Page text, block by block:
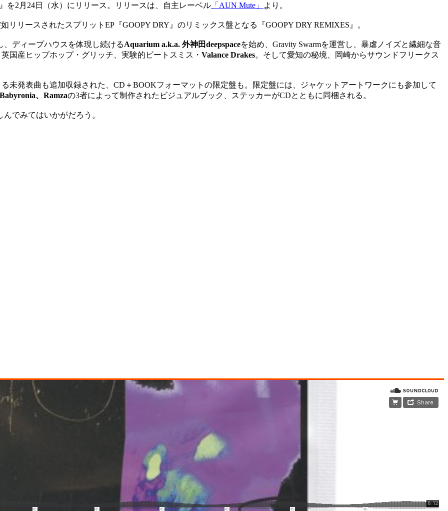
を2月24日（水）にリリース。リリースは、自主レーベル 「AUN Mute」 より。
リリースされたスプリットEP『GOOPY DRY』のリミックス盤となる『GOOPY DRY REMIXES』。
ディープハウスを体現し続けるAquarium a.k.a. 外神田deepspaceを始め、Gravity Swarmを運営し、 暴虐ノイズと繊細な音
国産ヒップホップ・グリッチ、 実験的ビートスミス・ Valance Drakes。そして愛知の秘境、 岡崎からサウンドフリークス
未発表曲も追加収録された、CD＋BOOKフォーマットの限定盤も。限定盤には、ジャケットアートワークにも参加して
、 Ramzaの3者によって制作されたビジュアルブック、ステッ カーがCDとともに同梱される。
でみてはいかがだろう。